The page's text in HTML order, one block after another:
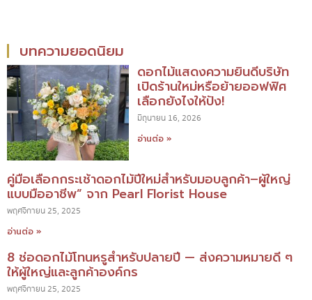
บทความยอดนิยม
ดอกไม้แสดงความยินดีบริษัท
เปิดร้านใหม่หรือย้ายออฟฟิศ
เลือกยังไงให้ปัง!
มิถุนายน 16, 2026
อ่านต่อ »
คู่มือเลือกกระเช้าดอกไม้ปีใหม่สำหรับมอบลูกค้า–ผู้ใหญ่
แบบมืออาชีพ” จาก Pearl Florist House
พฤศจิกายน 25, 2025
อ่านต่อ »
8 ช่อดอกไม้โทนหรูสำหรับปลายปี — ส่งความหมายดี ๆ
ให้ผู้ใหญ่และลูกค้าองค์กร
พฤศจิกายน 25, 2025